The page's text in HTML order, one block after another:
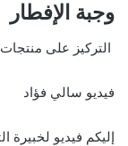
وجبة الإفطار
التركيز على
فيديو سالي فؤاد
إليكم فيديو لخبيرة